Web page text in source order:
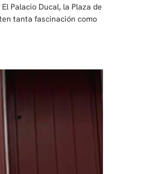
Palacio Ducal, la Plaza de
tanta fascinación como